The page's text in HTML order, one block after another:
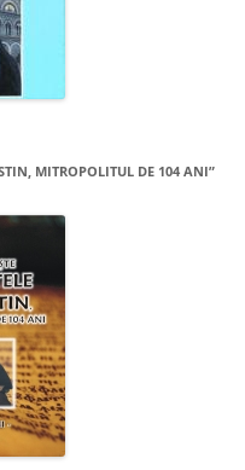
MITROPOLITUL DE 104 ANI”